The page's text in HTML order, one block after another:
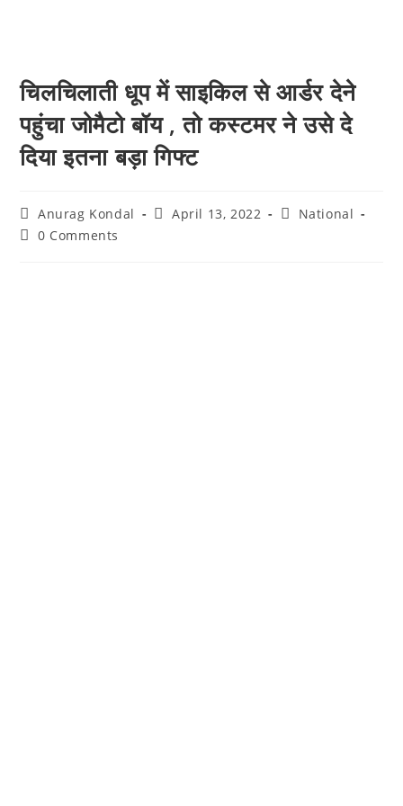
चिलचिलाती धूप में साइकिल से आर्डर देने
पहुंचा जोमैटो बॉय , तो कस्टमर ने उसे दे
दिया इतना बड़ा गिफ्ट
Anurag Kondal April 13, 2022
National
0 Comments